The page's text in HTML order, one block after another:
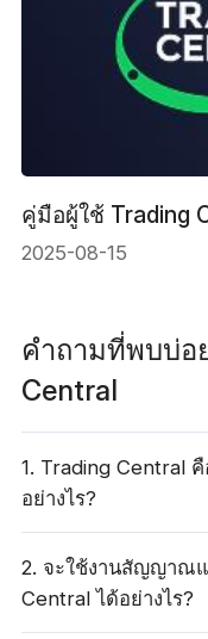
2025-08-15
คำถามที่พบบ่อ
Central
1. Trading Central
อย่างไร?
2. จะใช้งานสัญญาณแ
Central ได้อย่างไร?